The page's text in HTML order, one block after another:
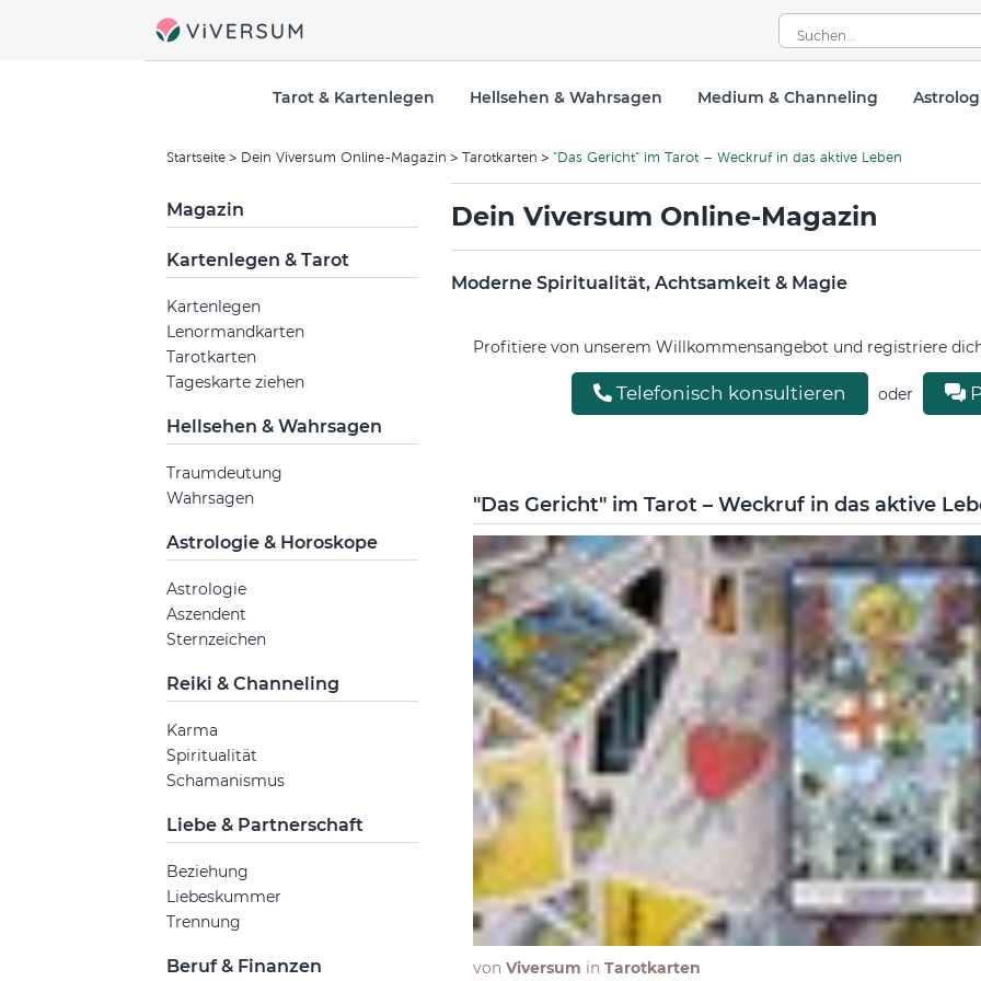
Tarot & Kartenlegen Hellsehen & Wahrsagen Medium & Channeling
Startseite Dein Viversum Online-Magazin Tarotkarten "Das Gericht" im Tarot – Weckruf in das aktive Leben
Magazin
Kartenlegen & Tarot
Kartenlegen
Lenormandkarten
Tarotkarten
Tageskarte ziehen
Hellsehen & Wahrsagen
Traumdeutung
Wahrsagen
Astrologie & Horoskope
Astrologie
Aszendent
Sternzeichen
Reiki & Channeling
Karma
Spiritualität
Schamanismus
Liebe & Partnerschaft
Beziehung
Liebeskummer
Trennung
Beruf & Finanzen
Dein Viversum Online-Magazin
Moderne Spiritualität, Achtsamkeit & Magie
Profitiere von unserem Willkommensangebot und registriere
Telefonisch konsultieren oder
"Das Gericht" im Tarot – Weckruf in das aktive
von Viversum in Tarotkarten